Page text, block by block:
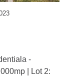
-
| Lot 2: